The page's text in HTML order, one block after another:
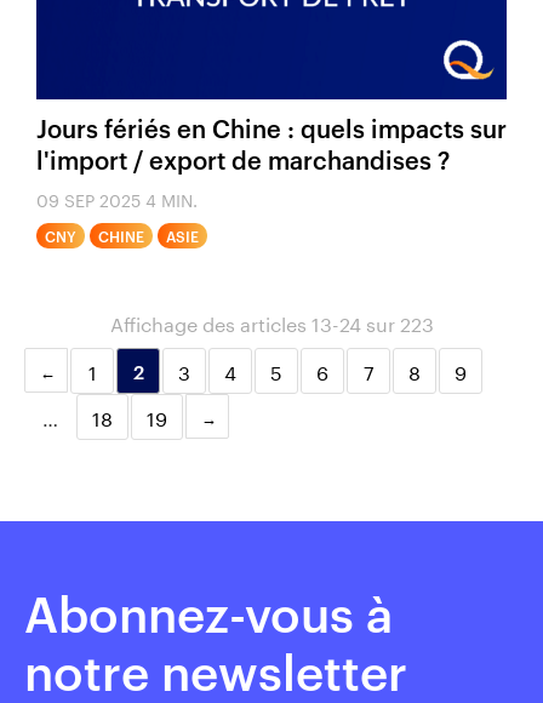
Jours fériés en Chine : quels impacts sur
l'import / export de marchandises ?
09 SEP 2025 4 MIN.
CNY CHINE ASIE
Affichage des articles 13-24 sur 223
1
2 3 4 5 6 7 8
9
18 19
Abonnez-vous à
notre newsletter